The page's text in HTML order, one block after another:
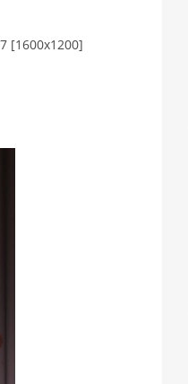
[1600x1200]